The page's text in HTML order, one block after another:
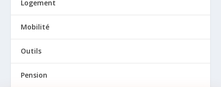
Logement
Mobilité
Outils
Pension